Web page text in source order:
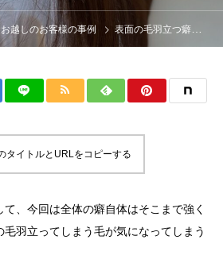
越しのお客様の事例 表面の毛羽立つ癖の改善事例
タイトルとURLをコピーする
、今回は全体の癖自体はそこまで強く
羽立ってしまう毛が気になってしまう